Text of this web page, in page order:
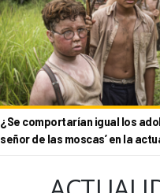
¿Se comportarían igual los
señor de las moscas’ en la